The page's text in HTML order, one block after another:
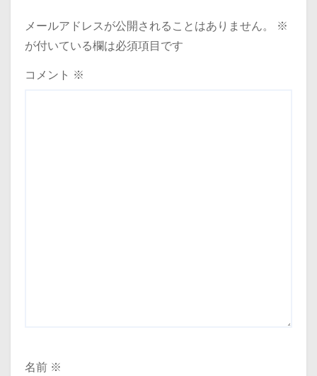
メールアドレスが公開されることはありません。
※
が付いている欄は必須項目です
コメント ※
名前 ※